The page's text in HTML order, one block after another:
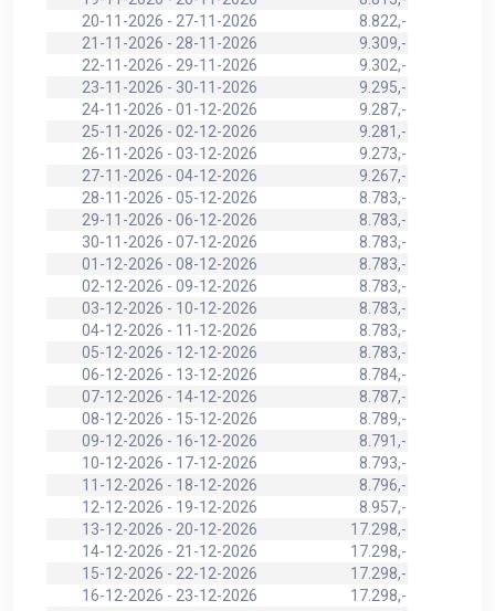
20-11-2026 - 27-11-2026
8.822,-
21-11-2026 - 28-11-2026
9.309,-
22-11-2026 - 29-11-2026
9.302,-
23-11-2026 - 30-11-2026
9.295,-
24-11-2026 - 01-12-2026
9.287,-
25-11-2026 - 02-12-2026
9.281,-
26-11-2026 - 03-12-2026
9.273,-
27-11-2026 - 04-12-2026
9.267,-
28-11-2026 - 05-12-2026
8.783,-
29-11-2026 - 06-12-2026
8.783,-
30-11-2026 - 07-12-2026
8.783,-
01-12-2026 - 08-12-2026
8.783,-
02-12-2026 - 09-12-2026
8.783,-
03-12-2026 - 10-12-2026
8.783,-
04-12-2026 - 11-12-2026
8.783,-
05-12-2026 - 12-12-2026
8.783,-
06-12-2026 - 13-12-2026
8.784,-
07-12-2026 - 14-12-2026
8.787,-
08-12-2026 - 15-12-2026
8.789,-
09-12-2026 - 16-12-2026
8.791,-
10-12-2026 - 17-12-2026
8.793,-
11-12-2026 - 18-12-2026
8.796,-
12-12-2026 - 19-12-2026
8.957,-
13-12-2026 - 20-12-2026
17.298,-
14-12-2026 - 21-12-2026
17.298,-
15-12-2026 - 22-12-2026
17.298,-
16-12-2026 - 23-12-2026
17.298,-